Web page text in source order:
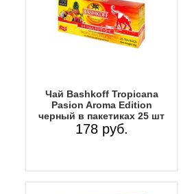
Чай Bashkoff Tropicana
Pasion Aroma Edition
черный в пакетиках 25 шт
178 руб.